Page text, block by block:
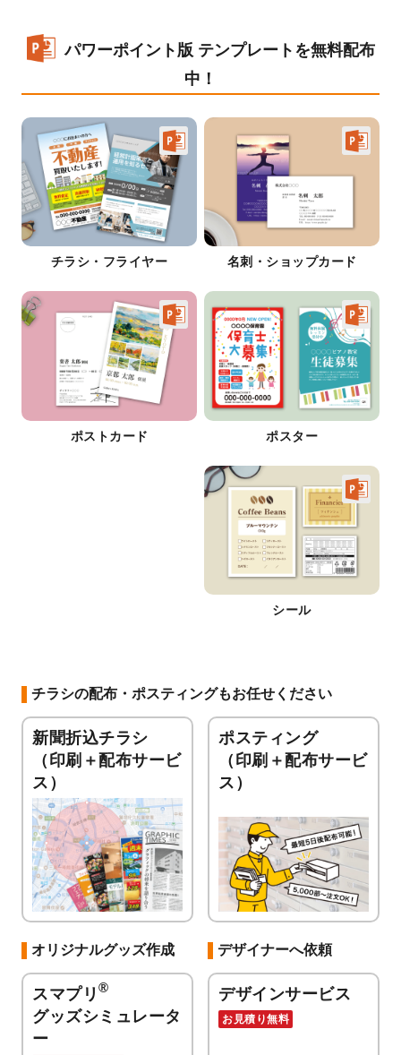
パワーポイント版 テンプレートを無料配布
中！
チラシ・フライヤー 名刺・ショップカード
ポストカード ポスター
シール
チラシの配布・ポスティングもお任せください
新聞折込チラシ
（印刷＋配布サービ
ス）
ポスティング
（印刷＋配布サービ
ス）
オリジナルグッズ作成
スマプリ ®
グッズシミュレータ
ー
デザイナーへ依頼
デザインサービス
お見積り無料